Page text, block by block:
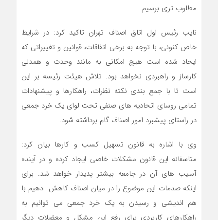
مطلوب تری برسیم.
نایب رئیس اول اتاق اصناف تهران تاکید کرد: در شرایط
خاص کنونی، با توجه به برخی اتفاقات، قوانین و تغییراتی که
ایجاد شده است هیچ امکانی به مانند وحدت و همدلی
کارساز و راهبردی نخواهد بود. تلاش هیئت رئیسه بر این
است تا با جمع بندی نکته نظرات، راهکارها و پیشنهادات
تمامی روسای اتحادیه های صنفی تحت لوای یک خرد جمعی
در راستای پیشبرد امور اصناف گام برداشته شود.
وی با اشاره به قانون تسهیل کسب و کارها بیان کرد:
متاسفانه این قانون مشکلات خاصی ایجاد کرده و در آینده
آسیب های آن در جامعه بیشتر پدیدار خواهد شد. برای
اینکه صدمات این موضوع را در میان اصناف کاهش دهیم با
هم اندیشی و رسیدن به یک خرد جمعی می توانیم به
راهکارهای کاربردی برای رفع این مشکل و معضلات دیگر